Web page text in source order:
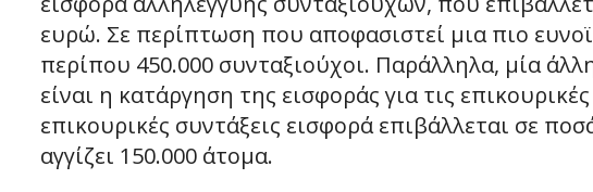
ευρώ. Σε περίπτωση που αποφασιστεί μια πιο
περίπου 450.000 συνταξιούχοι. Παράλληλα, μία
είναι η κατάργηση της εισφοράς για τις
επικουρικές συντάξεις εισφορά επιβάλλεται σε
αγγίζει 150.000 άτομα.